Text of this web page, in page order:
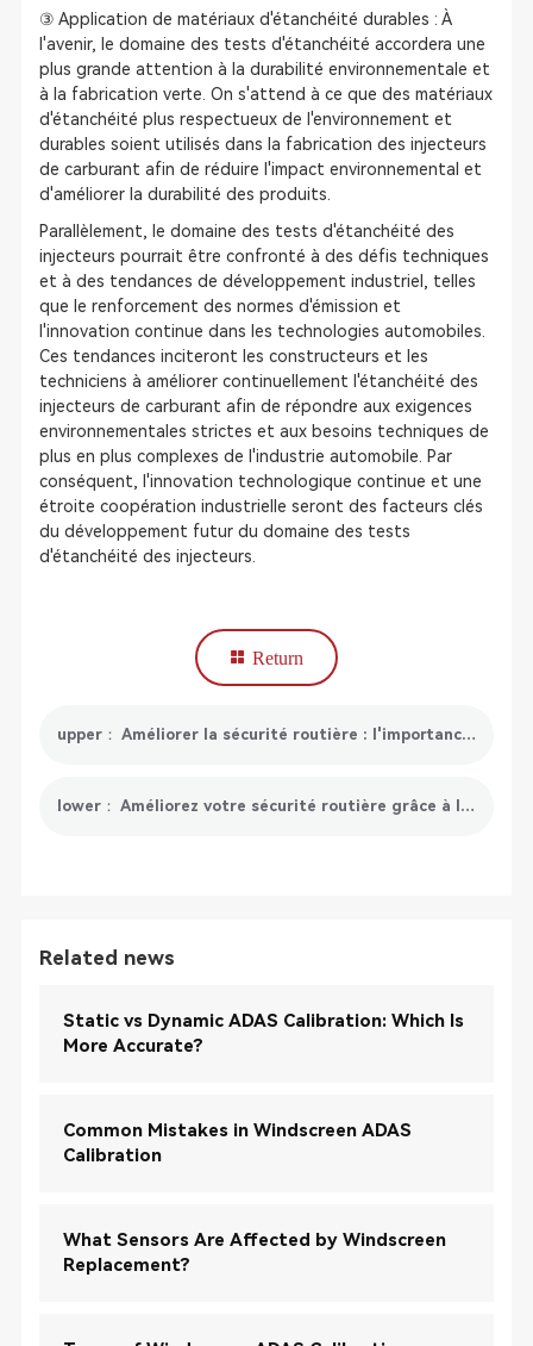
③ Application de matériaux d'étanchéité durables : À
l'avenir, le domaine des tests d'étanchéité accordera une
plus grande attention à la durabilité environnementale et
à la fabrication verte. On s'attend à ce que des matériaux
d'étanchéité plus respectueux de l'environnement et
durables soient utilisés dans la fabrication des injecteurs
de carburant afin de réduire l'impact environnemental et
d'améliorer la durabilité des produits.
Parallèlement, le domaine des tests d'étanchéité des
injecteurs pourrait être confronté à des défis techniques
et à des tendances de développement industriel, telles
que le renforcement des normes d'émission et
l'innovation continue dans les technologies automobiles.
Ces tendances inciteront les constructeurs et les
techniciens à améliorer continuellement l'étanchéité des
injecteurs de carburant afin de répondre aux exigences
environnementales strictes et aux besoins techniques de
plus en plus complexes de l'industrie automobile. Par
conséquent, l'innovation technologique continue et une
étroite coopération industrielle seront des facteurs clés
du développement futur du domaine des tests
d'étanchéité des injecteurs.
Return
upper： Améliorer la sécurité routière : l'importance de l'étalonnage de la vision nocturne
lower： Améliorez votre sécurité routière grâce à l'assistance au maintien dans la voie | Restez facilement dans votre voie
Related news
Static vs Dynamic ADAS Calibration: Which Is
More Accurate?
Common Mistakes in Windscreen ADAS
Calibration
What Sensors Are Affected by Windscreen
Replacement?